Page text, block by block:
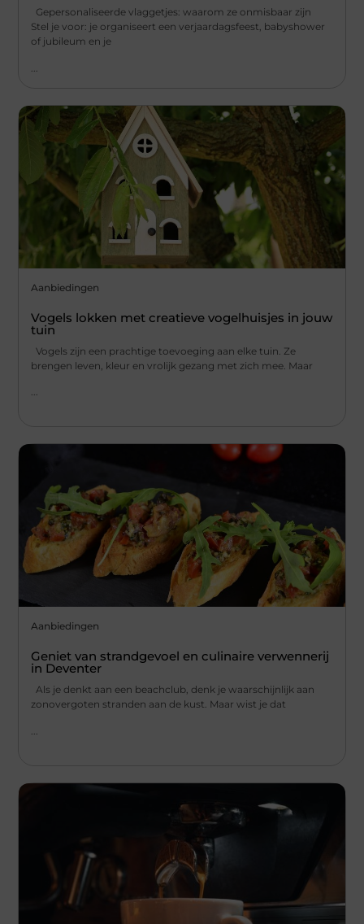
Gepersonaliseerde vlaggetjes: waarom ze onmisbaar zijn
Stel je voor: je organiseert een verjaardagsfeest, babyshower
of jubileum en je
Aanbiedingen
Vogels lokken met creatieve vogelhuisjes in jouw
tuin
Vogels zijn een prachtige toevoeging aan elke tuin. Ze
brengen leven, kleur en vrolijk gezang met zich mee. Maar
...
Aanbiedingen
Geniet van strandgevoel en culinaire verwennerij
in Deventer
Als je denkt aan een beachclub, denk je waarschijnlijk aan
zonovergoten stranden aan de kust. Maar wist je dat